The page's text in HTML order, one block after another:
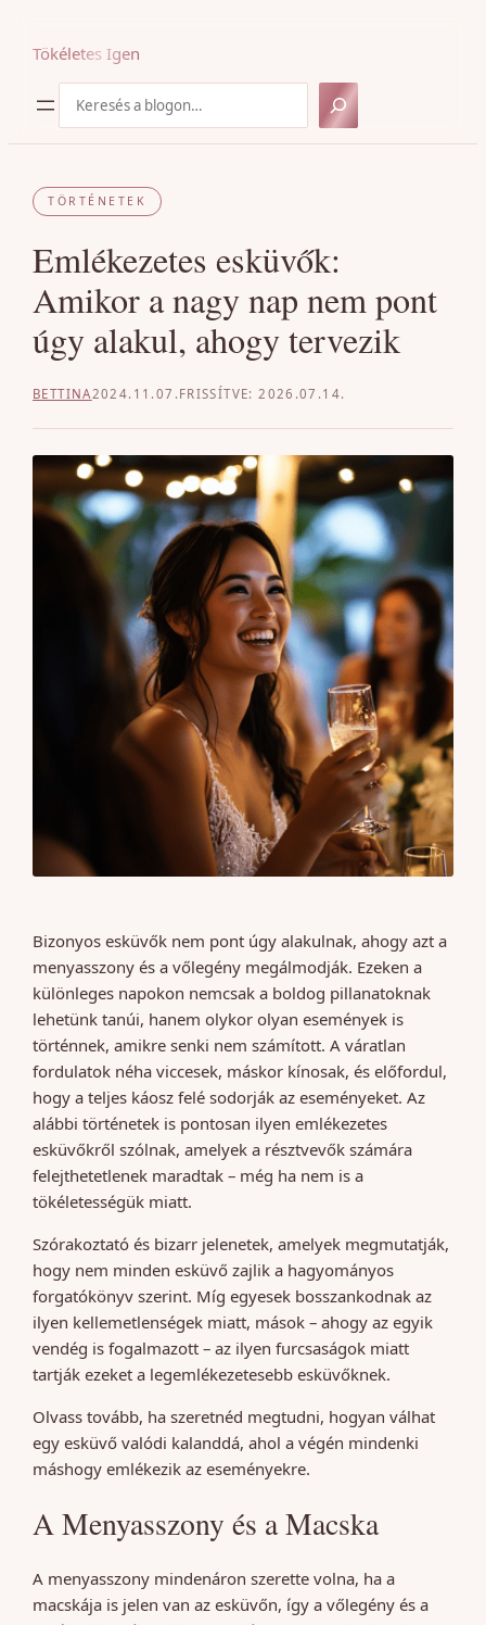
Tökéletes Igen
TÖRTÉNETEK
Emlékezetes esküvők:
Amikor a nagy nap nem pont
úgy alakul, ahogy tervezik
BETTINA2024.11.07. 2026.07.14.
Bizonyos esküvők nem pont úgy alakulnak, ahogy azt a
menyasszony és a vőlegény megálmodják. Ezeken a
különleges napokon nemcsak a boldog pillanatoknak
lehetünk tanúi, hanem olykor olyan események is
történnek, amikre senki nem számított. A váratlan
fordulatok néha viccesek, máskor kínosak, és előfordul,
hogy a teljes káosz felé sodorják az eseményeket. Az
alábbi történetek is pontosan ilyen emlékezetes
esküvőkről szólnak, amelyek a résztvevők számára
felejthetetlenek maradtak – még ha nem is a
tökéletességük miatt.
Szórakoztató és bizarr jelenetek, amelyek megmutatják,
hogy nem minden esküvő zajlik a hagyományos
forgatókönyv szerint. Míg egyesek bosszankodnak az
ilyen kellemetlenségek miatt, mások – ahogy az egyik
vendég is fogalmazott – az ilyen furcsaságok miatt
tartják ezeket a legemlékezetesebb esküvőknek.
Olvass tovább, ha szeretnéd megtudni, hogyan válhat
egy esküvő valódi kalanddá, ahol a végén mindenki
máshogy emlékezik az eseményekre.
A Menyasszony és a Macska
A menyasszony mindenáron szerette volna, ha a
macskája is jelen van az esküvőn, így a vőlegény és a